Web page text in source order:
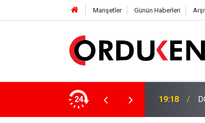
Manşetler Günün Haberleri
24
4 MİLYON LİRAYA YAKIN DESTEK 12:46